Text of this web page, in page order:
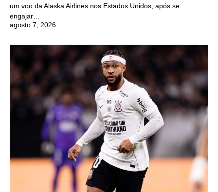
um voo da Alaska Airlines nos Estados Unidos, após se
engajar…
agosto 7, 2026